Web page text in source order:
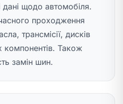
дані щодо автомобіля.
проходження
трансмісії, дисків
компонентів. Також
замін шин.